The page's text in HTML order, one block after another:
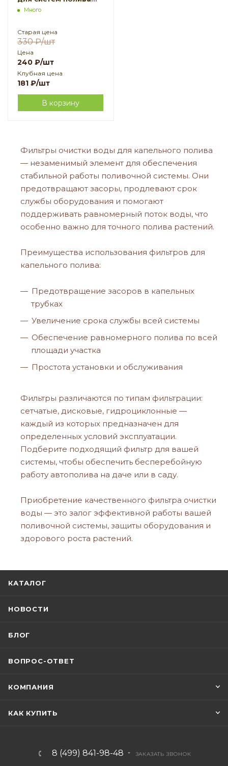
ФОВ-500 сетчатый
Много
Старая цена
330₽/шт
Цена
240 ₽/шт
Клубная цена
181 ₽/шт
В корзину
Фильтры очистки воды для капельного полива
— незаменимый элемент для обеспечения
стабильной работы поливочной системы. Они
предотвращают засоры, продлевают срок
службы оборудования и помогают
поддерживать равномерный поток воды, что
особенно важно для точного полива растений.
Преимущества использования фильтров для
капельного полива:
Предотвращение засоров в капельных
трубках
Увеличение срока службы всей системы
Обеспечение равномерного полива по всей
площади участка
Простота установки и обслуживания
Фильтры различаются по типам фильтрации:
сетчатые, дисковые, гидроциклонные —
каждый из которых предназначен для
определенных условий эксплуатации.
Подберите подходящий фильтр для вашей
системы, чтобы обеспечить бесперебойную
работу автополива на даче или в саду.
Приобретение качественного фильтра очистки
воды — это залог эффективной работы вашей
поливочной системы, защиты оборудования и
здорового роста растений.
КАТАЛОГ
НОВОСТИ
БЛОГ
ВОПРОС-ОТВЕТ
КОМПАНИЯ
КАК КУПИТЬ
8 (499) 841-98-48 ЗАКАЗАТЬ ЗВОНОК